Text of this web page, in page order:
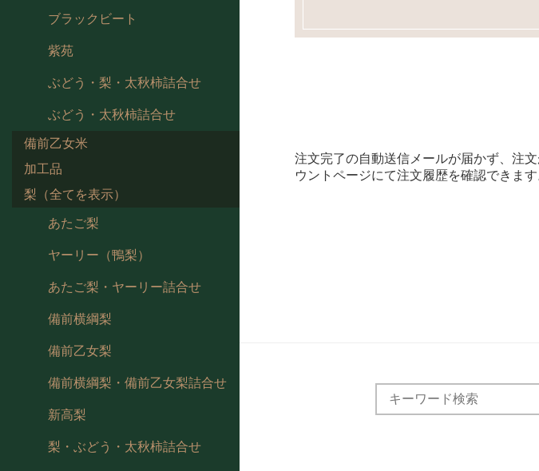
ブラックビート
紫苑
ぶどう・梨・太秋柿詰合せ
ぶどう・太秋柿詰合せ
備前乙女米
加工品
梨（全てを表示）
あたご梨
ヤーリー（鴨梨）
あたご梨・ヤーリー詰合せ
備前横綱梨
備前乙女梨
備前横綱梨・備前乙女梨詰合せ
新高梨
梨・ぶどう・太秋柿詰合せ
注文完了の自動送信メールが届かず、注
ウントページにて注文履歴を確認できます